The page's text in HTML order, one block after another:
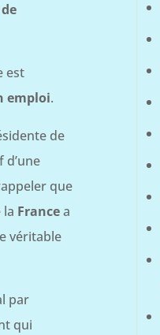
est
emploi.
de
d’une
que
la Francea
véritable
par
qui